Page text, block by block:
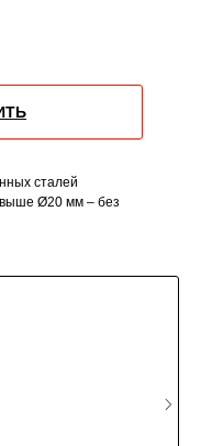
сталей
Ø20 мм – без